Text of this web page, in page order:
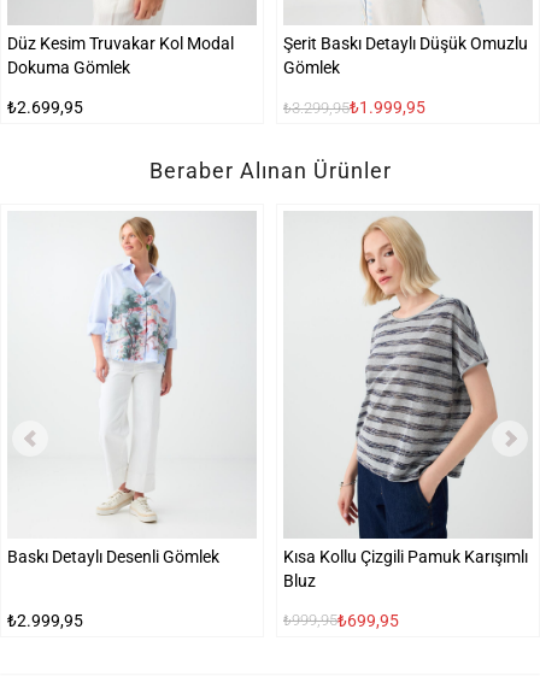
Düz Kesim Truvakar Kol Modal
Dokuma Gömlek
₺2.699,95
Şerit Baskı Detaylı Düşük Omuzlu
Gömlek
₺3.299,95₺1.999,95
Beraber Alınan Ürünler
Baskı Detaylı Desenli Gömlek
₺2.999,95
Kısa Kollu Çizgili Pamuk Karışımlı
Bluz
₺999,95₺699,95